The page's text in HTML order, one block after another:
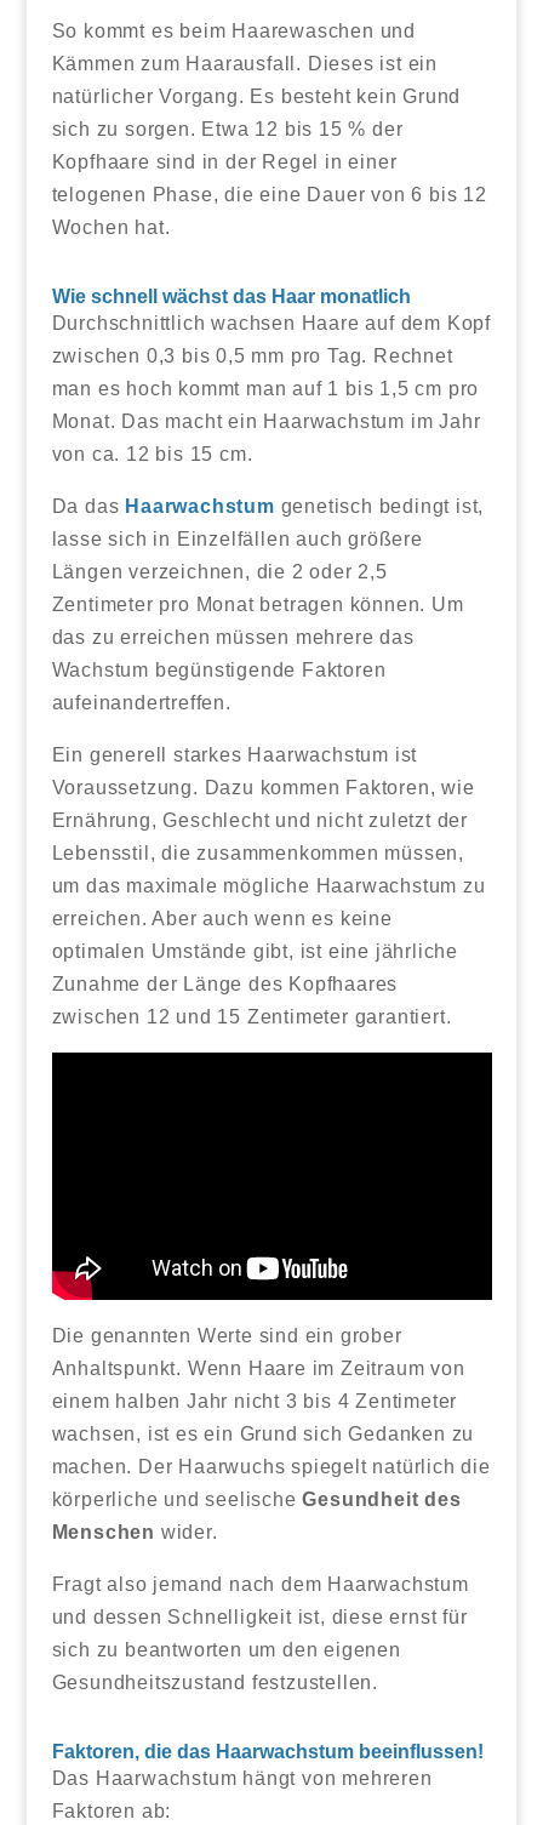
So kommt es beim Haarewaschen und
Kämmen zum Haarausfall. Dieses ist ein
natürlicher Vorgang. Es besteht kein Grund
sich zu sorgen. Etwa 12 bis 15 % der
Kopfhaare sind in der Regel in einer
telogenen Phase, die eine Dauer von 6 bis 12
Wochen hat.
Wie schnell wächst das Haar monatlich
Durchschnittlich wachsen Haare auf dem Kopf
zwischen 0,3 bis 0,5 mm pro Tag. Rechnet
man es hoch kommt man auf 1 bis 1,5 cm pro
Monat. Das macht ein Haarwachstum im Jahr
von ca. 12 bis 15 cm.
Da das Haarwachstum genetisch bedingt ist,
lasse sich in Einzelfällen auch größere
Längen verzeichnen, die 2 oder 2,5
Zentimeter pro Monat betragen können. Um
das zu erreichen müssen mehrere das
Wachstum begünstigende Faktoren
aufeinandertreffen.
Ein generell starkes Haarwachstum ist
Voraussetzung. Dazu kommen Faktoren, wie
Ernährung, Geschlecht und nicht zuletzt der
Lebensstil, die zusammenkommen müssen,
um das maximale mögliche Haarwachstum zu
erreichen. Aber auch wenn es keine
optimalen Umstände gibt, ist eine jährliche
Zunahme der Länge des Kopfhaares
zwischen 12 und 15 Zentimeter garantiert.
Die genannten Werte sind ein grober
Anhaltspunkt. Wenn Haare im Zeitraum von
einem halben Jahr nicht 3 bis 4 Zentimeter
wachsen, ist es ein Grund sich Gedanken zu
machen. Der Haarwuchs spiegelt natürlich die
körperliche und seelischeGesundheit des
Menschen wider.
Fragt also jemand nach dem Haarwachstum
und dessen Schnelligkeit ist, diese ernst für
sich zu beantworten um den eigenen
Gesundheitszustand festzustellen.
Faktoren, die das Haarwachstum beeinflussen!
Das Haarwachstum hängt von mehreren
Faktoren ab: